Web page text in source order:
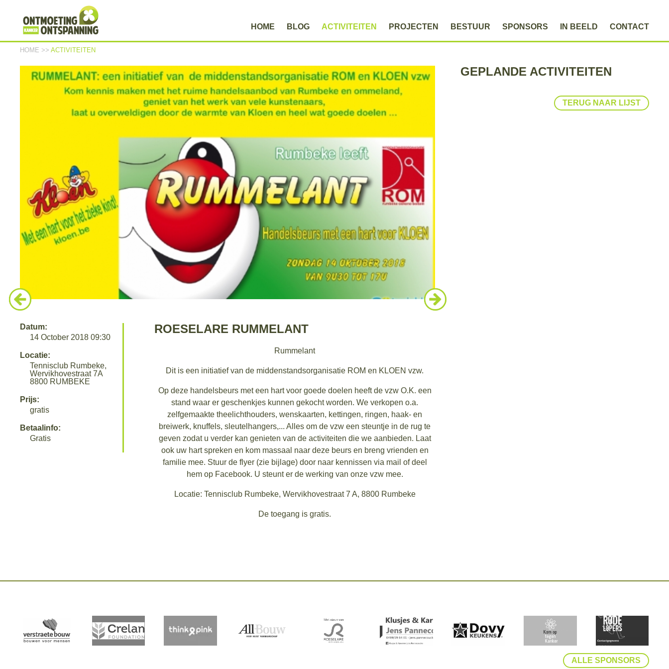
HOME BLOG ACTIVITEITEN PROJECTEN BESTUUR SPONSORS IN BEELD CONTACT
HOME >> ACTIVITEITEN
Datum:
14 October 2018 09:30
Locatie:
Tennisclub Rumbeke,
Wervikhovestraat 7A
8800 RUMBEKE
Prijs:
gratis
Betaalinfo:
Gratis
ROESELARE RUMMELANT
Rummelant
Dit is een initiatief van de middenstandsorganisatie ROM en KLOEN vzw.
Op deze handelsbeurs met een hart voor goede doelen heeft de vzw O.K. een
stand waar er geschenkjes kunnen gekocht worden. We verkopen o.a.
zelfgemaakte theelichthouders, wenskaarten, kettingen, ringen, haak- en
breiwerk, knuffels, sleutelhangers,... Alles om de vzw een steuntje in de rug te
geven zodat u verder kan genieten van de activiteiten die we aanbieden. Laat
ook uw hart spreken en kom massaal naar deze beurs en breng vrienden en
familie mee. Stuur de flyer (zie bijlage) door naar kennissen via mail of deel
hem op Facebook. U steunt er de werking van onze vzw mee.
Locatie: Tennisclub Rumbeke, Wervikhovestraat 7 A, 8800 Rumbeke
De toegang is gratis.
GEPLANDE ACTIVITEITEN
TERUG NAAR LIJST
ALLE SPONSORS